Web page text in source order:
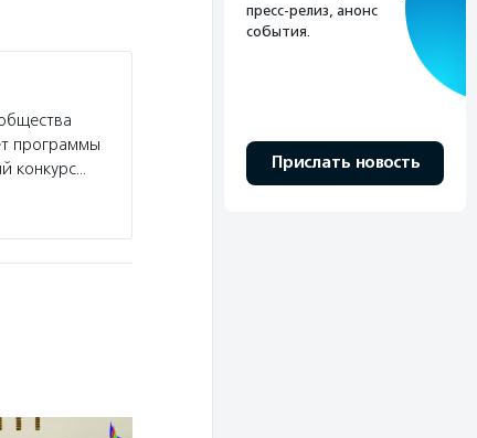
программы
конкурс…
пресс-релиз, анонс
события.
Прислать новость